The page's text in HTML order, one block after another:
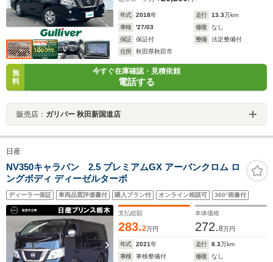
年式 2018年 走行 13.3万km
車検
'27/03 修復
なし
保証
保証付 整備
法定整備付
住所
秋田県秋田市
無
料
今すぐ在庫確認・見積依頼
電話する
販売店： ガリバー 秋田新国道店
日産
NV350キャラバン 2.5 プレミアムGX アーバンクロム ロ
ングボディ ディーゼルターボ
ディーラー保証 車両品質評価書付 購入プラン付 オンライン相談可 360°画像付
支払総額
283.2万円
本体価格
272.8万円
年式 2021年 走行 8.3万km
車検
車検整備付 修復
なし